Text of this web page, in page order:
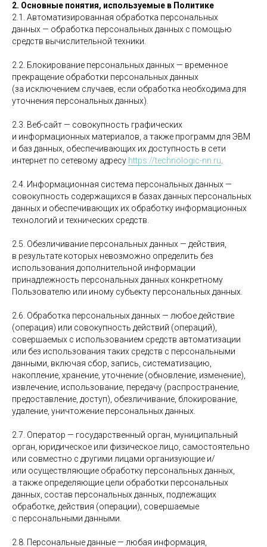
2. Основные понятия, используемые в Политике
2.1. Автоматизированная обработка персональных
данных — обработка персональных данных с помощью
средств вычислительной техники.
2.2. Блокирование персональных данных — временное
прекращение обработки персональных данных
(за исключением случаев, если обработка необходима для
уточнения персональных данных).
2.3. Веб-сайт — совокупность графических
и информационных материалов, а также программ для ЭВМ
и баз данных, обеспечивающих их доступность в сети
интернет по сетевому адресу https://technologic-nn.ru
2.4. Информационная система персональных данных —
совокупность содержащихся в базах данных персональных
данных и обеспечивающих их обработку информационных
технологий и технических средств.
2.5. Обезличивание персональных данных — действия,
в результате которых невозможно определить без
использования дополнительной информации
принадлежность персональных данных конкретному
Пользователю или иному субъекту персональных данных.
2.6. Обработка персональных данных — любое действие
(операция) или совокупность действий (операций),
совершаемых с использованием средств автоматизации
или без использования таких средств с персональными
данными, включая сбор, запись, систематизацию,
накопление, хранение, уточнение (обновление, изменение),
извлечение, использование, передачу (распространение,
предоставление, доступ), обезличивание, блокирование,
удаление, уничтожение персональных данных.
2.7. Оператор — государственный орган, муниципальный
орган, юридическое или физическое лицо, самостоятельно
или совместно с другими лицами организующие и/
или осуществляющие обработку персональных данных,
а также определяющие цели обработки персональных
данных, состав персональных данных, подлежащих
обработке, действия (операции), совершаемые
с персональными данными.
2.8. Персональные данные — любая информация,